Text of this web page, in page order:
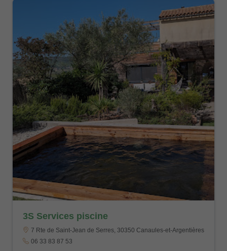
3S Services piscine
7 Rte de Saint-Jean de Serres, 30350 Canaules-et-Argentières
06 33 83 87 53